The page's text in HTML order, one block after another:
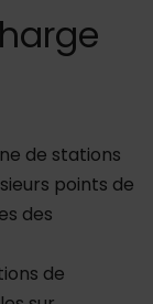
de stations
points de
des
de